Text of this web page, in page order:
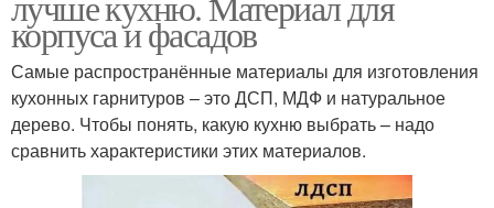
корпуса и фасадов
Самые распространённые материалы для изготовления
кухонных гарнитуров – это ДСП, МДФ и натуральное
дерево. Чтобы понять, какую кухню выбрать – надо
сравнить характеристики этих материалов.